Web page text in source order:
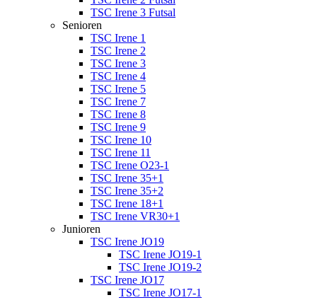
TSC Irene 3 Futsal
Senioren
TSC Irene 1
TSC Irene 2
TSC Irene 3
TSC Irene 4
TSC Irene 5
TSC Irene 7
TSC Irene 8
TSC Irene 9
TSC Irene 10
TSC Irene 11
TSC Irene O23-1
TSC Irene 35+1
TSC Irene 35+2
TSC Irene 18+1
TSC Irene VR30+1
Junioren
TSC Irene JO19
TSC Irene JO19-1
TSC Irene JO19-2
TSC Irene JO17
TSC Irene JO17-1